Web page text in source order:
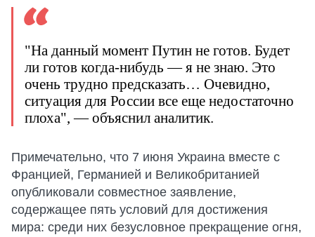
"На данный момент Путин не готов. Будет
ли готов когда-нибудь — я не знаю. Это
очень трудно предсказать… Очевидно,
ситуация для России все еще недостаточно
плоха", — объяснил аналитик.
Примечательно, что 7 июня Украина вместе с
Францией, Германией и Великобританией
опубликовали совместное заявление,
содержащее пять условий для достижения
мира: среди них безусловное прекращение огня,